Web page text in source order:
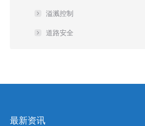
溢溅控制
道路安全
最新资讯